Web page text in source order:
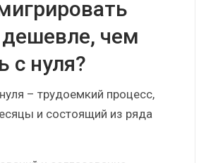
лучшие идеи включаются в
в рамках технической